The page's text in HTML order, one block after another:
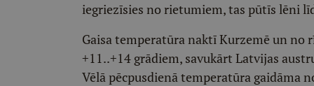
iegriezīsies no rietumiem, tas pūtīs lēni
Gaisa temperatūra naktī Kurzemē un no
+11..+14 grādiem, savukārt Latvijas
Vēlā pēcpusdienā temperatūra gaidāma